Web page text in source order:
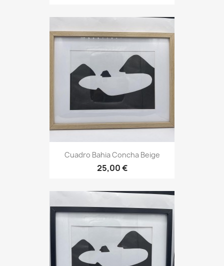
Cuadro Bahia Concha Beige
25,00 €